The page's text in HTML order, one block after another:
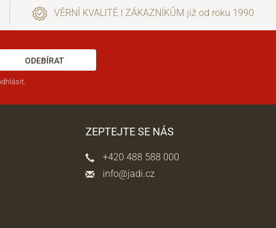
VĚRNÍ KVALITĚ I ZÁKAZNÍKŮM již od roku 1990
ODEBÍRAT
ZEPTEJTE SE NÁS
+420 488 588 000
info@jadi.cz